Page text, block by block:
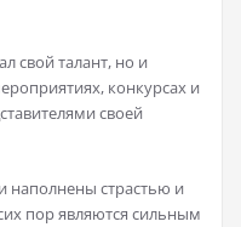
свой талант, но и
конкурсах и
своей
наполнены страстью и
пор являются сильным